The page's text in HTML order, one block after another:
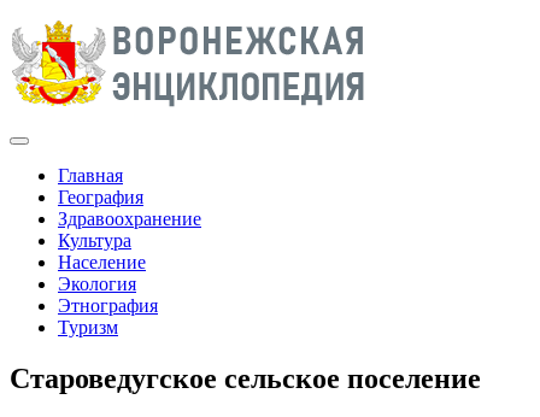
Главная
География
Здравоохранение
Культура
Население
Экология
Этнография
Туризм
Староведугское сельское поселение